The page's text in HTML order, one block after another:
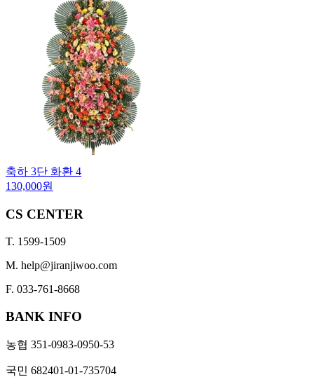
축하 3단 화환 4
130,000원
CS CENTER
T. 1599-1509
M. help@jiranjiwoo.com
F. 033-761-8668
BANK INFO
농협 351-0983-0950-53
국민 682401-01-735704